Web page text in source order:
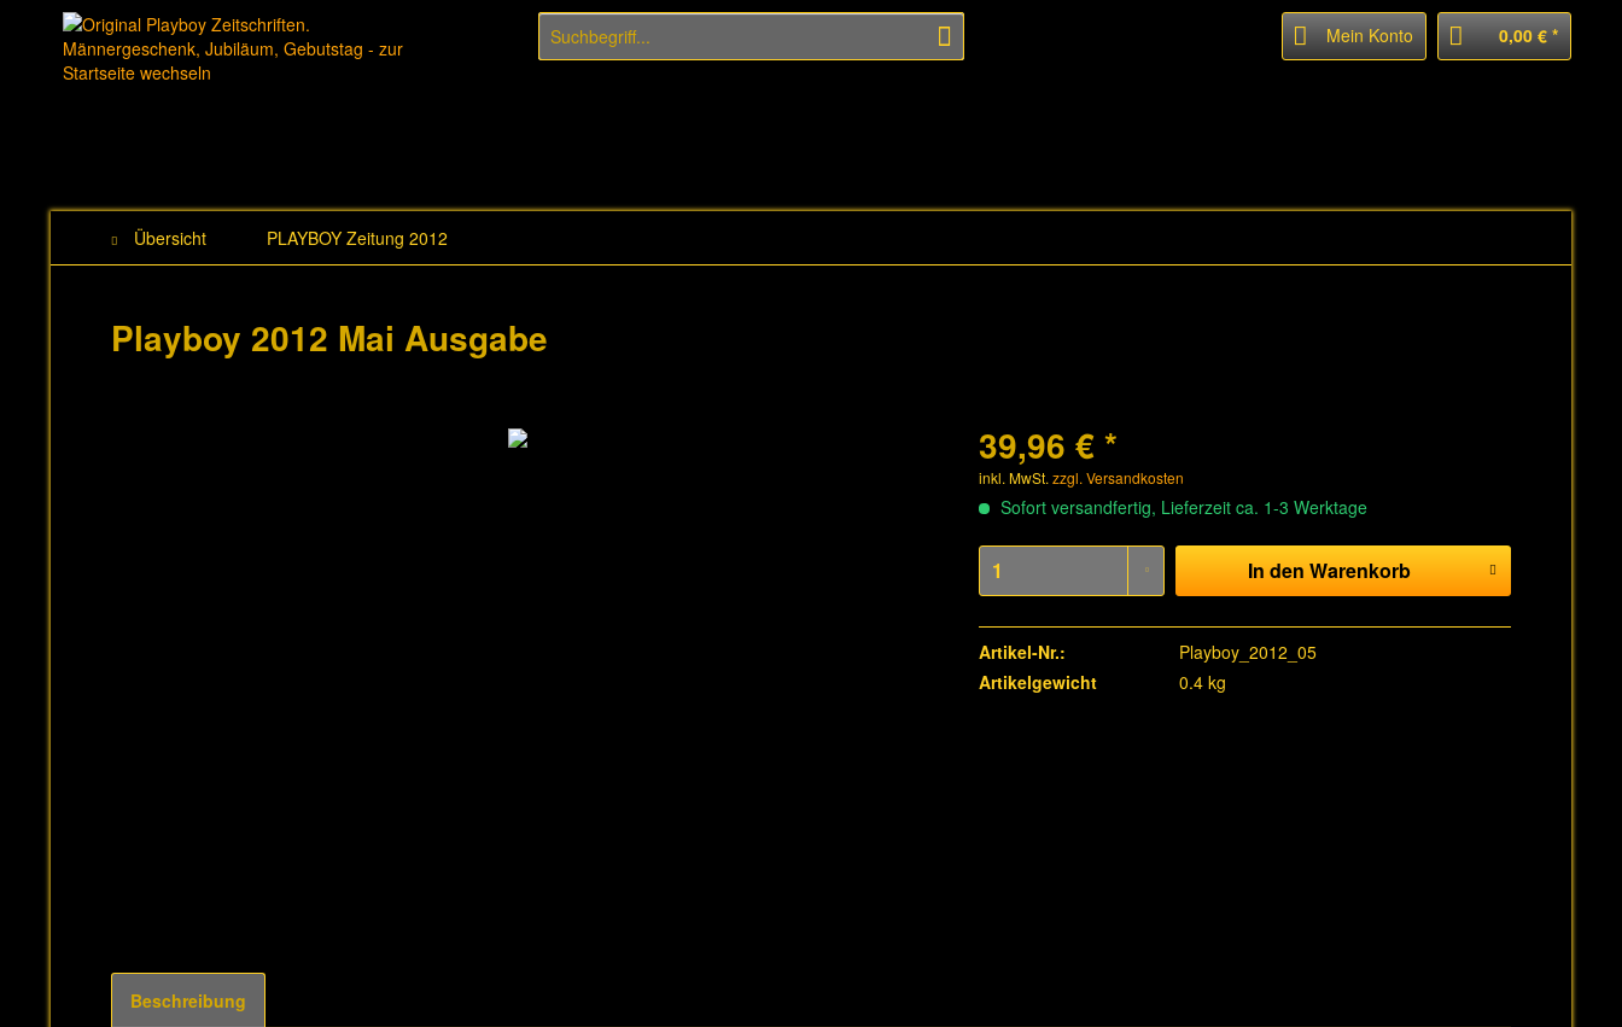
Mein Konto 0,00 € *
Übersicht PLAYBOY Zeitung 2012
Playboy 2012 Mai Ausgabe
39,96 € *
inkl. MwSt.zzgl. Versandkosten
Sofort versandfertig, Lieferzeit ca. 1-3 Werktage
In den Warenkorb
Artikel-Nr.:
Playboy_2012_05
Artikelgewicht
0.4 kg
Beschreibung